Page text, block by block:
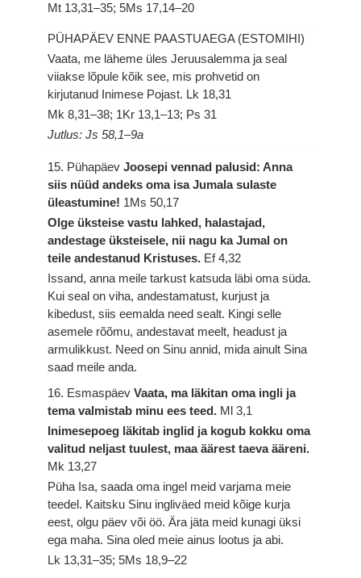
Mt 13,31–35; 5Ms 17,14–20
PÜHAPÄEV ENNE PAASTUAEGA (ESTOMIHI)
Vaata, me läheme üles Jeruusalemma ja seal
viiakse lõpule kõik see, mis prohvetid on
kirjutanud Inimese Pojast. Lk 18,31
Mk 8,31–38; 1Kr 13,1–13; Ps 31
Jutlus: Js 58,1–9a
15. PühapäevJoosepi vennad palusid: Anna
siis nüüd andeks oma isa Jumala sulaste
üleastumine! 1Ms 50,17
Olge üksteise vastu lahked, halastajad,
andestage üksteisele, nii nagu ka Jumal on
teile andestanud Kristuses. Ef 4,32
Issand, anna meile tarkust katsuda läbi oma süda.
Kui seal on viha, andestamatust, kurjust ja
kibedust, siis eemalda need sealt. Kingi selle
asemele rõõmu, andestavat meelt, headust ja
armulikkust. Need on Sinu annid, mida ainult Sina
saad meile anda.
16. EsmaspäevVaata, ma läkitan oma ingli ja
tema valmistab minu ees teed. Ml 3,1
Inimesepoeg läkitab inglid ja kogub kokku oma
valitud neljast tuulest, maa äärest taeva ääreni.
Mk 13,27
Püha Isa, saada oma ingel meid varjama meie
teedel. Kaitsku Sinu ingliväed meid kõige kurja
eest, olgu päev või öö. Ära jäta meid kunagi üksi
ega maha. Sina oled meie ainus lootus ja abi.
Lk 13,31–35; 5Ms 18,9–22